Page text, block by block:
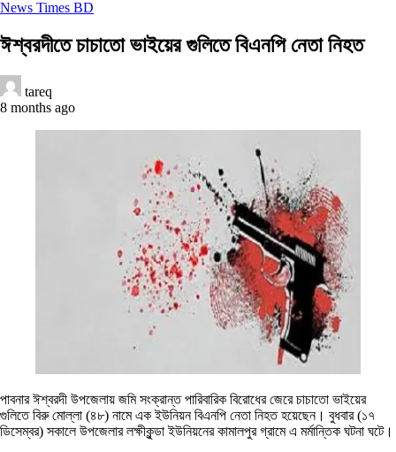
News Times BD
ঈশ্বরদীতে চাচাতো ভাইয়ের গুলিতে বিএনপি নেতা নিহত
tareq
8 months ago
পাবনার ঈশ্বরদী উপজেলায় জমি সংক্রান্ত পারিবারিক বিরোধের জেরে চাচাতো ভাইয়ের
গুলিতে বিরু মোল্লা (৪৮) নামে এক ইউনিয়ন বিএনপি নেতা নিহত হয়েছেন। বুধবার (১৭
ডিসেম্বর) সকালে উপজেলার লক্ষীকুন্ডা ইউনিয়নের কামালপুর গ্রামে এ মর্মান্তিক ঘটনা ঘটে।